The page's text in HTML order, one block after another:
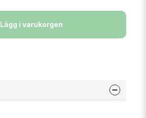
Lägg i varukorgen